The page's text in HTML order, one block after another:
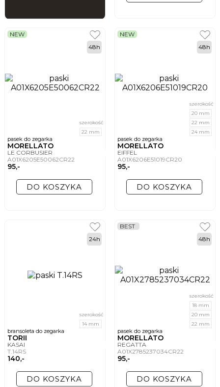
pasek do zegarka
MORELLATO
LE CORBUSIER
A01X6205E50062CR22
95,-
NEW
szerokość
22 mm
48h
DO KOSZYKA
pasek do zegarka
MORELLATO
EIFFEL
A01X6206E51019CR20
95,-
NEW
szerokość
20 mm
22 mm
24 mm
48h
DO KOSZYKA
bransoleta do zegarka
TORII
KASAI
T.14RS
140,-
szerokość
14 mm
24h
DO KOSZYKA
pasek do zegarka
MORELLATO
REGATTA
A01X2785237034CR22
95,-
BEST
szerokość
18 mm
20 mm
22 mm
48h
DO KOSZYKA